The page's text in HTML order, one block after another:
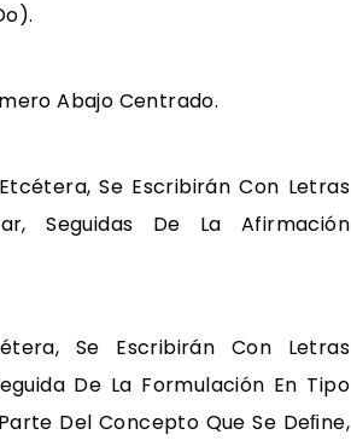
Abajo Centrado.
Se Escribirán Con Letras
Seguidas De La Afirmación
Se Escribirán Con Letras
De La Formulación En Tipo
Del Concepto Que Se Deﬁne,